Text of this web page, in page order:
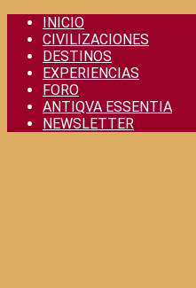
Skip
content
INICIO
CIVILIZACIONES
DESTINOS
EXPERIENCIAS
FORO
ANTIQVA ESSENTIA
NEWSLETTER